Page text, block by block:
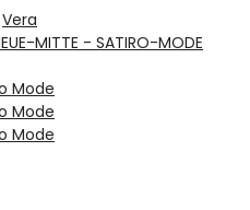
Vera
MITTE - SATIRO-MODE